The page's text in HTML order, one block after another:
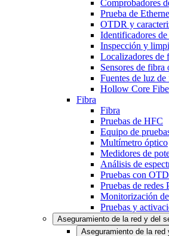
Comprobadores
Prueba de
OTDR y
Identificadores
Inspección y
Localizadores de
Sensores de fibra
Fuentes de luz
Hollow Core
Fibra
Fibra
Pruebas de HFC
Equipo de
Multímetro óptico
Medidores de
Análisis de
Pruebas con
Pruebas de redes
Monitorización
Pruebas y
Aseguramiento de la red y del
Aseguramiento de la red